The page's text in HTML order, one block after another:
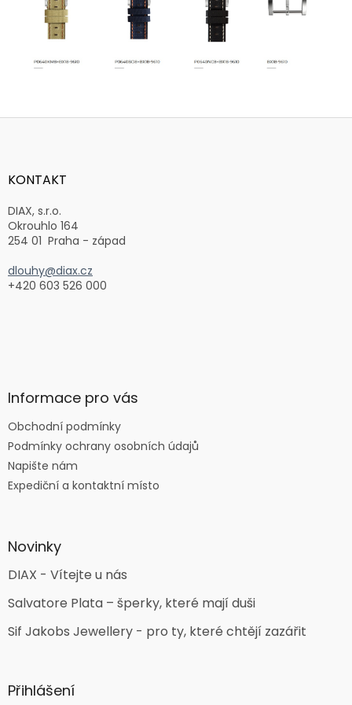
Z
aKONTAKT
DIAX, s.r.o.
Okrouhlo 164
254 01 Praha - západ
dlouhy@diax.cz
+420 603 526 000
Informace pro vás
Obchodní podmínky
Podmínky ochrany osobních údajů
Napište nám
Expediční a kontaktní místo
Novinky
DIAX - Vítejte u nás
Salvatore Plata – šperky, které mají duši
Sif Jakobs Jewellery - pro ty, které chtějí zazářit
Přihlášení